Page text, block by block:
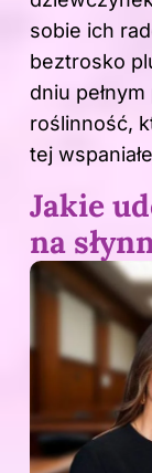
sobie ich
beztrosko
dniu
roślinność,
tej
Jakie
na